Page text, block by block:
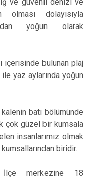
olması dolayısıyla
yoğun olarak
içerisinde bulunan plaj
yaz aylarında yoğun
batı bölümünde
çok güzel bir kumsala
insanlarımız olmak
biridir.
merkezine 18